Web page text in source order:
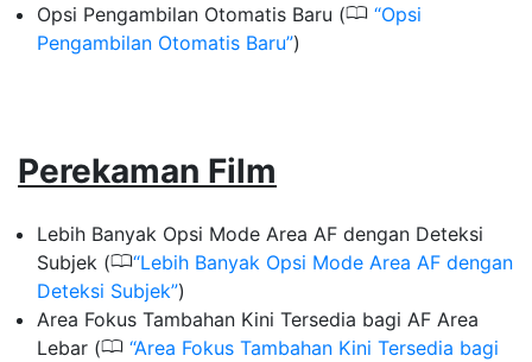
Opsi Pengambilan Otomatis Baru (0 Opsi
Pengambilan Otomatis Baru )
Perekaman Film
Lebih Banyak Opsi Mode Area AF dengan Deteksi
Subjek (0 Lebih Banyak Opsi Mode Area AF dengan
Deteksi Subjek )
Area Fokus Tambahan Kini Tersedia bagi AF Area
Lebar (0 Area Fokus Tambahan Kini Tersedia bagi